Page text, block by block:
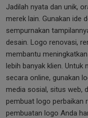
Jadilah nyata dan unik,
merek lain. Gunakan ide
sempurnakan
desain. Logo renovasi,
membantu
lebih banyak klien. Untuk
secara online, gunakan
media sosial, situs web,
pembuat logo perbaikan
pembuatan logo Anda